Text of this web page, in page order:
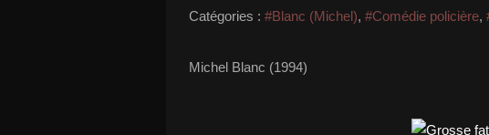
Catégories : #Blanc (Michel), #Comédie policière,
Michel Blanc (1994)